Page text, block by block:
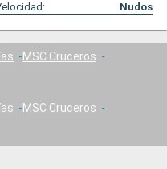
Nudos
MSC Cruceros
MSC Cruceros